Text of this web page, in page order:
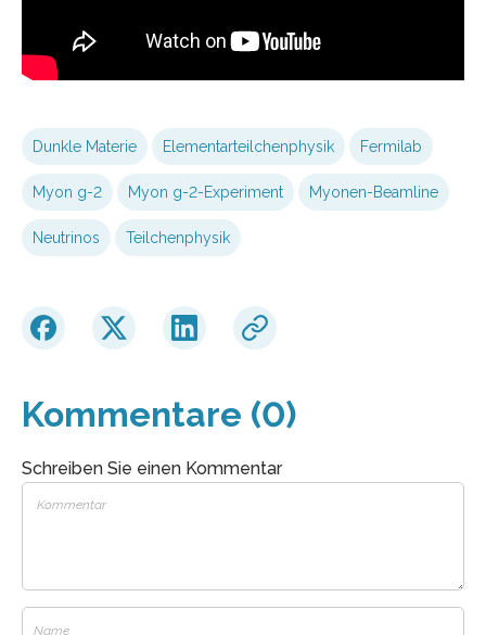
Dunkle Materie Elementarteilchenphysik Fermilab
Myon g-2 Myon g-2-Experiment Myonen-Beamline
Neutrinos Teilchenphysik
Kommentare (0)
Schreiben Sie einen Kommentar